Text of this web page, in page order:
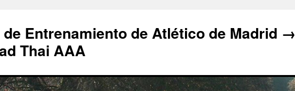
de Entrenamiento de Atlético de Madrid →
Thai AAA